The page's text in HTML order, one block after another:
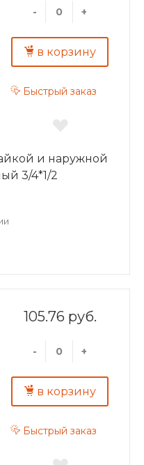
- +
в корзину
Быстрый заказ
и наружной
3/4*1/2
105.76 руб.
- +
в корзину
Быстрый заказ